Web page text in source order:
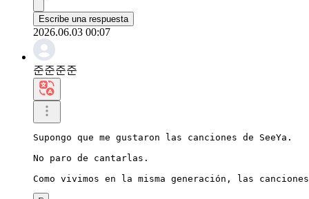
Escribe una respuesta
2026.06.03 00:07
준준준준
Supongo que me gustaron las canciones de SeeYa.
No paro de cantarlas.
Como vivimos en la misma generación, las